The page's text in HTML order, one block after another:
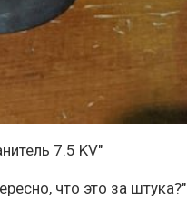
7.5 KV"
что это за штука?"